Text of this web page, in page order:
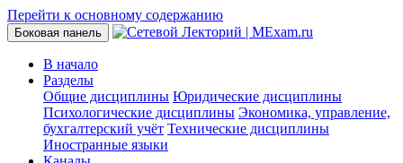
Перейти к основному содержанию
Боковая панель
В начало
Разделы
Общие дисциплины Юридические дисциплины
Психологические дисциплины Экономика, управление,
бухгалтерский учёт Технические дисциплины
Иностранные языки